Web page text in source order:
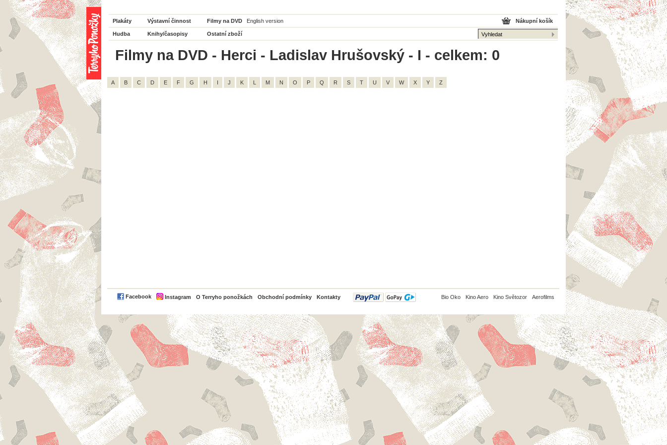
Plakáty Výstavní činnost Filmy na DVD English version
Hudba Knihy/časopisy Ostatní zboží
Nákupní košík
Filmy na DVD - Herci - Ladislav Hrušovský - I - celkem: 0
A B C D E F G H I J K L M N O P Q R S T U V W X Y Z
Facebook Instagram O Terryho ponožkách Obchodní podmínky Kontakty
PayPal Bio Oko Kino Aero Kino Světozor Aerofilms